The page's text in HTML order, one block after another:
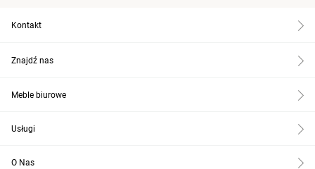
Kontakt
Znajdź nas
Meble biurowe
Usługi
O Nas